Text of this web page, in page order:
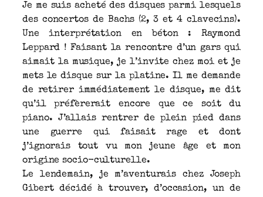
Je me suis acheté des disques parmi lesquels
des concertos de Bachs (2, 3 et 4 clavecins).
Une interprétation en béton : Raymond
Leppard ! Faisant la rencontre d’un gars qui
aimait la musique, je l’invite chez moi et je
mets le disque sur la platine. Il me demande
de retirer immédiatement le disque, me dit
qu’il préfèrerait encore que ce soit du
piano. J’allais rentrer de plein pied dans
une guerre qui faisait rage et dont
j’ignorais tout vu mon jeune âge et mon
origine socio-culturelle.
Le lendemain, je m’aventurais chez Joseph
Gibert décidé à trouver, d’occasion, un de